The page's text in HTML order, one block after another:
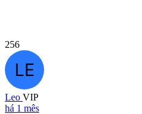
256
Leo VIP
há 1 mês